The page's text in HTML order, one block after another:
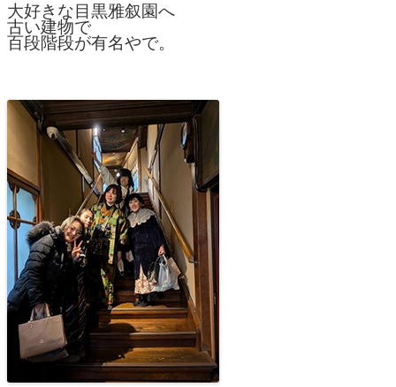
大好きな目黒雅叙園へ
古い建物で
百段階段が有名やで。